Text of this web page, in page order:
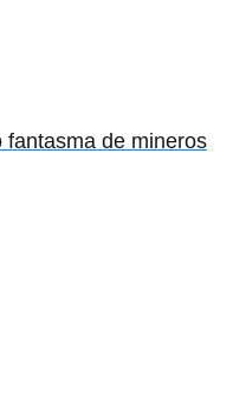
fantasma de mineros